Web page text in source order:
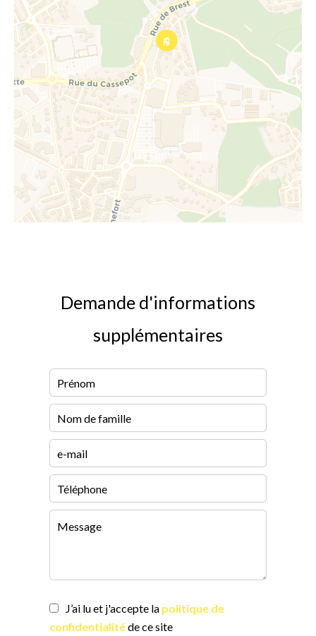
Demande d'informations
supplémentaires
J’ai lu et j'accepte la politique de
confidentialitéde ce site